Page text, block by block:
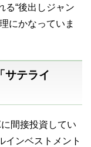
る“後出しジャン
にかなっていま
サテライ
間接投資してい
インベストメント